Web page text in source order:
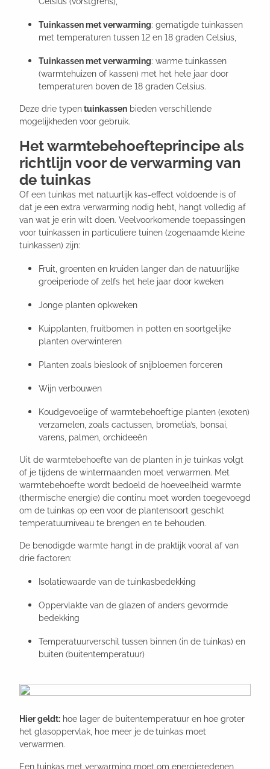
Tuinkassen met verwarming: gematigde tuinkassen
met temperaturen tussen 12 en 18 graden Celsius,
Tuinkassen met verwarming: warme tuinkassen
(warmtehuizen of kassen) met het hele jaar door
temperaturen boven de 18 graden Celsius.
Deze drie typentuinkassen bieden verschillende
mogelijkheden voor gebruik.
Het warmtebehoefteprincipe als
richtlijn voor de verwarming van
de tuinkas
Of een tuinkas met natuurlijk kas-effect voldoende is of
dat je een extra verwarming nodig hebt, hangt volledig af
van wat je erin wilt doen. Veelvoorkomende toepassingen
voor tuinkassen in particuliere tuinen (zogenaamde kleine
tuinkassen) zijn:
Fruit, groenten en kruiden langer dan de natuurlijke
groeiperiode of zelfs het hele jaar door kweken
Jonge planten opkweken
Kuipplanten, fruitbomen in potten en soortgelijke
planten overwinteren
Planten zoals bieslook of snijbloemen forceren
Wijn verbouwen
Koudgevoelige of warmtebehoeftige planten (exoten)
verzamelen, zoals cactussen, bromelia’s, bonsai,
varens, palmen, orchideeën
Uit de warmtebehoefte van de planten in je tuinkas volgt
of je tijdens de wintermaanden moet verwarmen. Met
warmtebehoefte wordt bedoeld de hoeveelheid warmte
(thermische energie) die continu moet worden toegevoegd
om de tuinkas op een voor de plantensoort geschikt
temperatuurniveau te brengen en te behouden.
De benodigde warmte hangt in de praktijk vooral af van
drie factoren:
Isolatiewaarde van de tuinkasbedekking
Oppervlakte van de glazen of anders gevormde
bedekking
Temperatuurverschil tussen binnen (in de tuinkas) en
buiten (buitentemperatuur)
Hier geldt: hoe lager de buitentemperatuur en hoe groter
het glasoppervlak, hoe meer je detuinkas moet
verwarmen.
Een tuinkas met verwarming moet om energieredenen